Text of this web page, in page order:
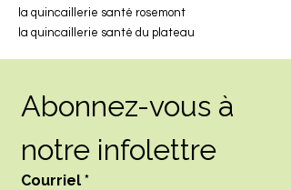
la quincaillerie santé rosemont
la quincaillerie santé du plateau
Abonnez-vous à
notre infolettre
Courriel *